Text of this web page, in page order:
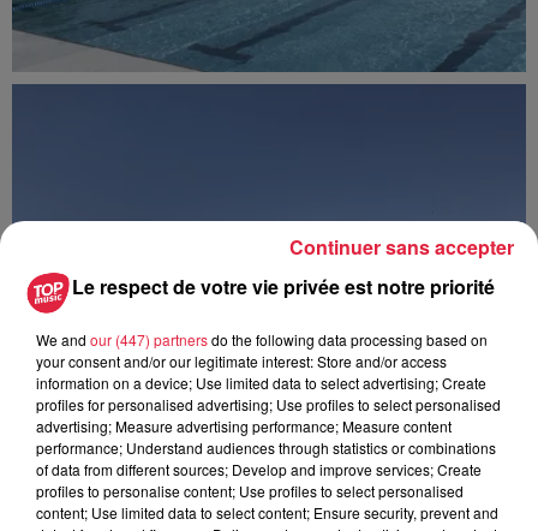
Le respect de votre vie privée est notre priorité
We and our (447) partnersdo the following data processing based on
your consent and/or our legitimate interest: Store and/or access
information on a device; Use limited data to select advertising; Create
profiles for personalised advertising; Use profiles to select personalised
advertising; Measure advertising performance; Measure content
performance; Understand audiences through statistics or combinations
of data from different sources; Develop and improve services; Create
profiles to personalise content; Use profiles to select personalised
content; Use limited data to select content; Ensure security, prevent and
Continuer sans accepter